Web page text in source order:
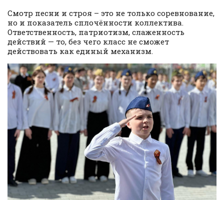
Смотр песни и строя – это не только соревнование,
но и показатель сплочённости коллектива.
Ответственность, патриотизм, слаженность
действий — то, без чего класс не сможет
действовать как единый механизм.